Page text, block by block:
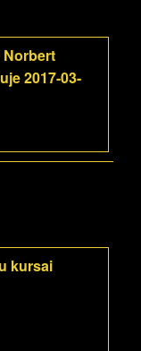
Norbert
2017-03-
kursai